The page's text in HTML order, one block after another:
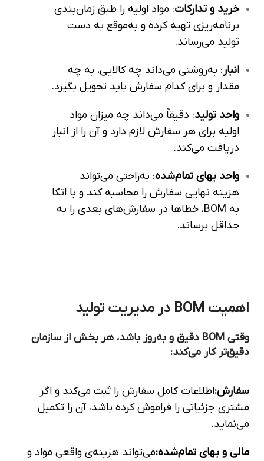
خرید و تدارکات: مواد اولیه را طبق زمان‌بندی
برنامه‌ریزی تهیه کرده و به‌موقع به دست
تولید می‌رساند.
انبار : به‌روشنی می‌داند چه کالایی، به چه
مقدار و برای کدام سفارش باید تحویل بگیرد.
واحد تولید: دقیقاً می‌داند چه میزان مواد
اولیه برای هر سفارش لازم دارد و آن را از انبار
دریافت می‌کند.
واحد بهای تمام‌شده: به‌راحتی می‌تواند
هزینه نهایی سفارش را محاسبه کند و با اتکا
به BOM، خطاها در سفارش‌های بعدی را به
حداقل برساند.
اهمیت BOM در مدیریت تولید
وقتی BOM دقیق و به‌روز باشد، هر بخش از سازمان
دقیق‌تر کار می‌کند:
سفارش:اطلاعات کامل سفارش را ثبت می‌کند و اگر
مشتری جزئیاتی را فراموش کرده باشد، آن را تکمیل
می‌نماید.
مالی و بهای تمام‌شده:می‌تواند هزینه‌ی واقعی مواد و